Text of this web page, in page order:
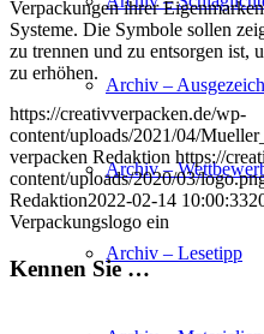
Archiv –
Archiv –
Archiv – Lesetipp
Verpackungen ihrer
Systeme. Die Symbole sollen
zu trennen und zu entsorgen ist,
zu erhöhen.
https://creativverpacken.de/wp-
content/uploads/2021/04/
verpacken Redaktion https://
content/uploads/2020/03/
Redaktion2022-02-14 10:00:33
Verpackungslogo ein
Kennen Sie …